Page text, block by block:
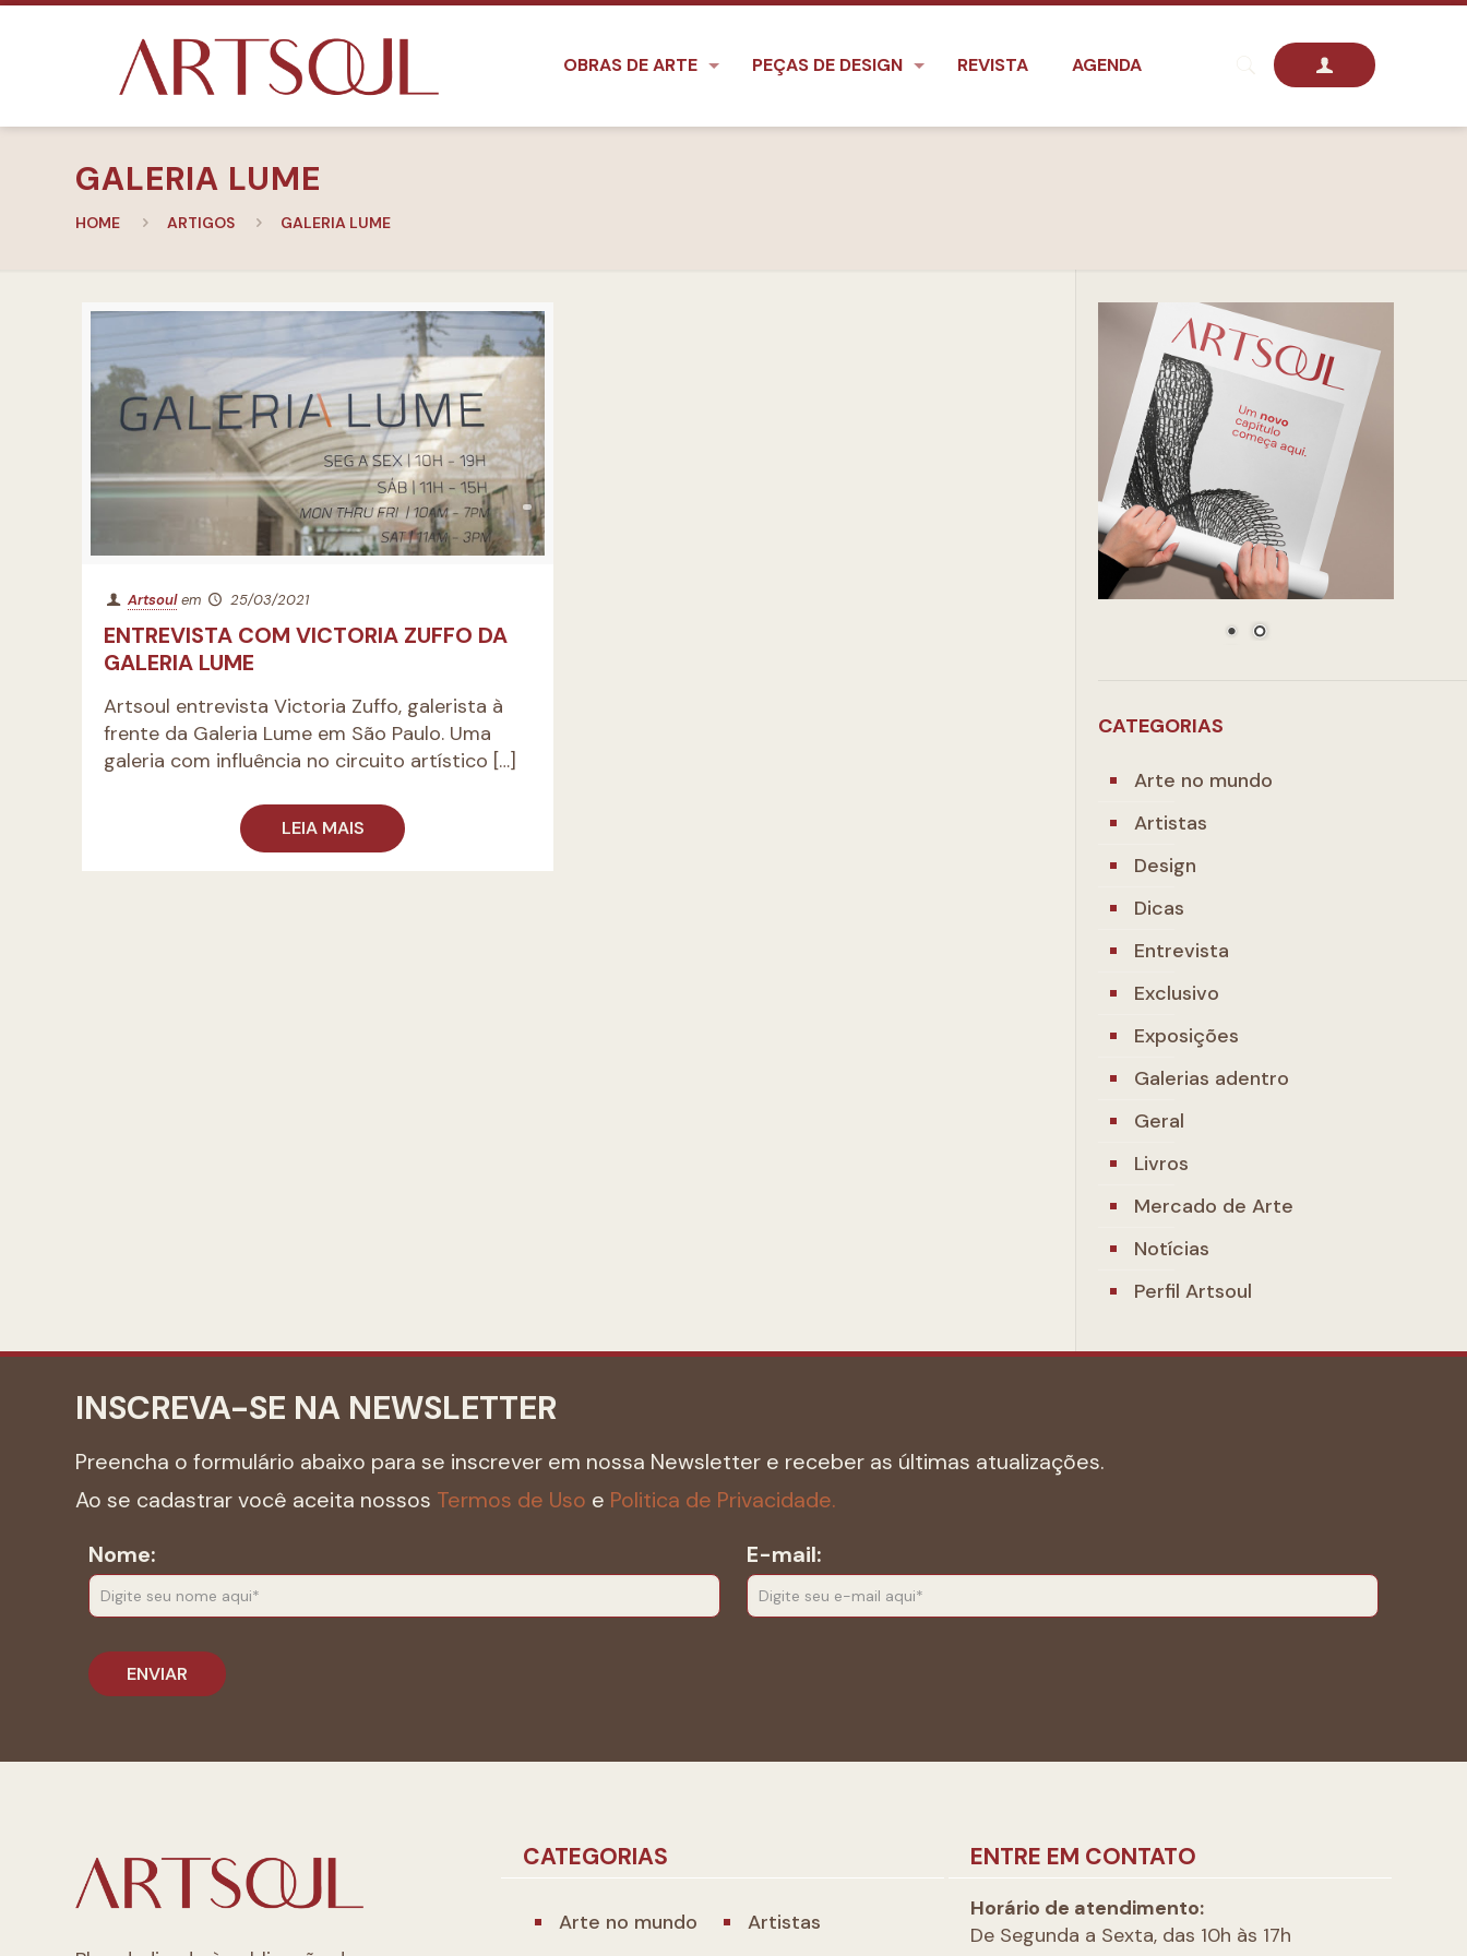
OBRAS DE ARTE PEÇAS DE DESIGN REVISTA AGENDA
GALERIA LUME
HOME ARTIGOS GALERIA LUME
Artsoul em 25/03/2021
ENTREVISTA COM VICTORIA ZUFFO DA
GALERIA LUME
Artsoul entrevista Victoria Zuffo, galerista à
frente da Galeria Lume em São Paulo. Uma
galeria com influência no circuito artístico […]
LEIA MAIS
CATEGORIAS
Arte no mundo
Artistas
Design
Dicas
Entrevista
Exclusivo
Exposições
Galerias adentro
Geral
Livros
Mercado de Arte
Notícias
Perfil Artsoul
INSCREVA-SE NA NEWSLETTER
Preencha o formulário abaixo para se inscrever em nossa Newsletter e receber as últimas atualizações.
Ao se cadastrar você aceita nossos Termos de Uso e Politica de Privacidade.
Nome:
E-mail:
CATEGORIAS
Arte no mundo
Artistas
ENTRE EM CONTATO
Horário de atendimento:
De Segunda a Sexta, das 10h às 17h